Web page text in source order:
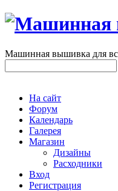
Машинная вышивка для
На сайт
Форум
Календарь
Галерея
Магазин
Дизайны
Расходники
Вход
Регистрация